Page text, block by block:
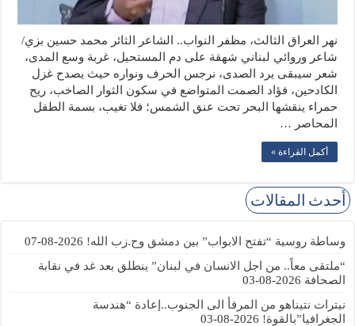
نهر العراق الثالث، مظفر النواب.. الشاعر الثائر محمد حسين بزي/
شاعر وروائي لبناني شهقة على دم المستحيل، غربة وسع المدى،
شعر سيبقى يرد الصدى، نرجس الحرف ونواره حيث يصدح غزل
الكادحين، فؤاد الصمت المتواضع في سكون الثوار الصاخب، ريح
حمراء ينقشها البحر تحت عنق الشمس؛ فلا تغيب، بسمة الطفل
المحاصر …
أكمل القراءة »
أحدث المقالات
وساطة روسية “تفتح الابواب” بين دمشق وح.زب الله! 2026-08-07
“ملتقى معاً.. من اجل الانسان في لبنان” ينطلق بعد غد في نقابة
الصحافة 2026-08-03
نيترات نتيناهو من المرفأ الى الجنوب..إعادة “هندسة
الجغرافيا”بالقوة! 2026-08-03